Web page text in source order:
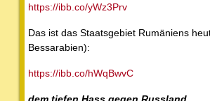
https://ibb.co/yWz3Prv
Das ist das Staatsgebiet Rumäniens
Bessarabien):
https://ibb.co/hWqBwvC